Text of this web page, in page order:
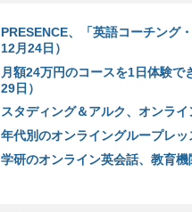
PRESENCE、「英語コーチング
12月24日）
月額24万円のコースを1日体験
29日）
スタディング＆アルク、オンラ
年代別のオンライングループレ
学研のオンライン英会話、教育